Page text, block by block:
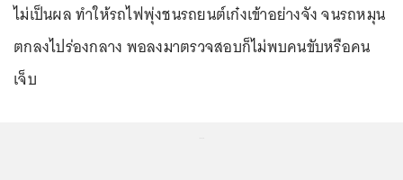
ไม่เป็นผล ทำให้รถไฟพุ่งชนรถยนต์เก๋งเข้าอย่างจัง จนรถหมุน
ตกลงไปร่องกลาง พอลงมาตรวจสอบก็ไม่พบคนขับหรือคน
เจ็บ